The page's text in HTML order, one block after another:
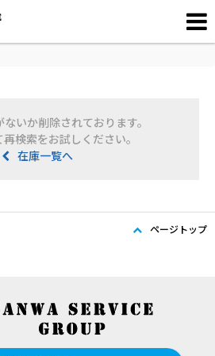
いか削除されております。
検索をお試しください。
在庫一覧へ
ページトップ